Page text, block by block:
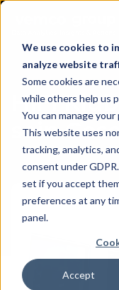
We use cookies to
analyze website
Some cookies are
while others help us
You can manage
This website uses
tracking, analytics,
consent under
set if you accept
preferences at any
panel.
Accept
HiFi
sein